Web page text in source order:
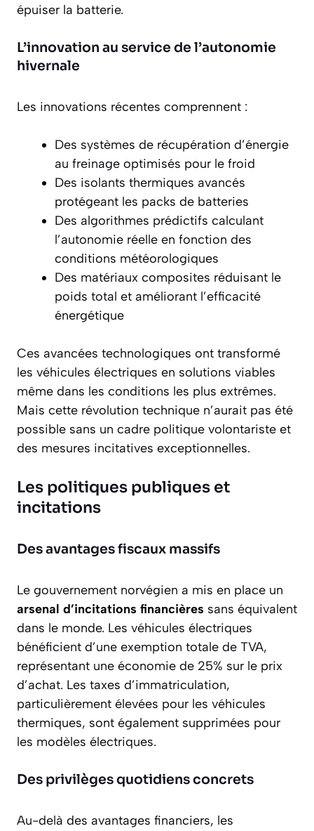
épuiser la batterie.
L’innovation au service de l’autonomie
hivernale
Les innovations récentes comprennent :
Des systèmes de récupération d’énergie
au freinage optimisés pour le froid
Des isolants thermiques avancés
protégeant les packs de batteries
Des algorithmes prédictifs calculant
l’autonomie réelle en fonction des
conditions météorologiques
Des matériaux composites réduisant le
poids total et améliorant l’efficacité
énergétique
Ces avancées technologiques ont transformé
les véhicules électriques en solutions viables
même dans les conditions les plus extrêmes.
Mais cette révolution technique n’aurait pas été
possible sans un cadre politique volontariste et
des mesures incitatives exceptionnelles.
Les politiques publiques et
incitations
Des avantages fiscaux massifs
Le gouvernement norvégien a mis en place un
arsenal d’incitations financières sans équivalent
dans le monde. Les véhicules électriques
bénéficient d’une exemption totale de TVA,
représentant une économie de 25% sur le prix
d’achat. Les taxes d’immatriculation,
particulièrement élevées pour les véhicules
thermiques, sont également supprimées pour
les modèles électriques.
Des privilèges quotidiens concrets
Au-delà des avantages financiers, les